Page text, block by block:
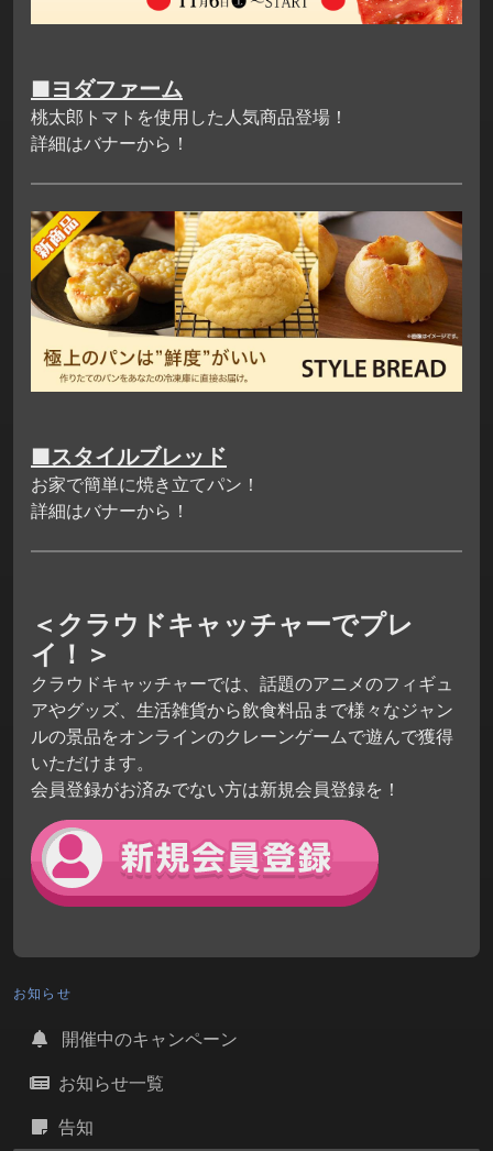
■ヨダファーム
桃太郎トマトを使用した人気商品登場！
詳細はバナーから！
■スタイルブレッド
お家で簡単に焼き立てパン！
詳細はバナーから！
＜クラウドキャッチャーでプレ
イ！＞
クラウドキャッチャーでは、話題のアニメのフィギュ
アやグッズ、生活雑貨から飲食料品まで様々なジャン
ルの景品をオンラインのクレーンゲームで遊んで獲得
いただけます。
会員登録がお済みでない方は新規会員登録を！
お知らせ
開催中のキャンペーン
お知らせ一覧
告知